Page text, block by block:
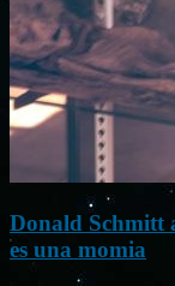
Donald Schmitt
es una momia